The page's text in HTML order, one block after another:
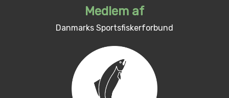
Medlem af
Danmarks Sportsfiskerforbund